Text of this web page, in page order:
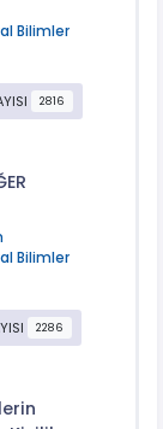
Bilimler
2816
Bilimler
2286